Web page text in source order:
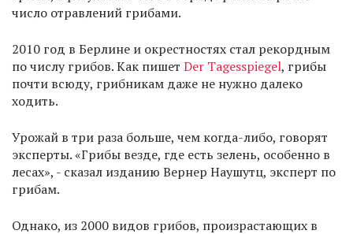
число отравлений грибами.
2010 год в Берлине и окрестностях стал рекордным
по числу грибов. Как пишет Der Tagesspiegel, грибы
почти всюду, грибникам даже не нужно далеко
ходить.
Урожай в три раза больше, чем когда-либо, говорят
эксперты. «Грибы везде, где есть зелень, особенно в
лесах», - сказал изданию Вернер Наушутц, эксперт по
грибам.
Однако, из 2000 видов грибов, произрастающих в